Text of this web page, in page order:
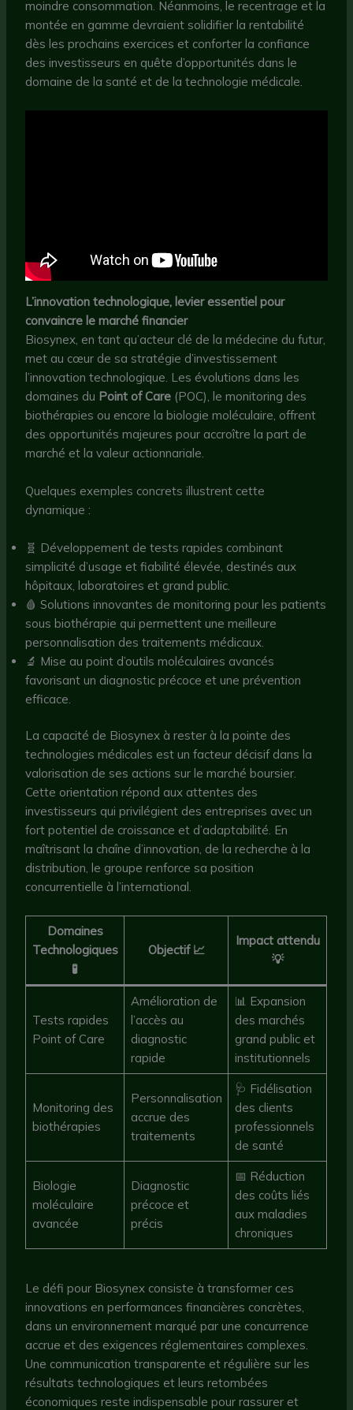
moindre consommation. Néanmoins, le recentrage et la
montée en gamme devraient solidifier la rentabilité
dès les prochains exercices et conforter la confiance
des investisseurs en quête d’opportunités dans le
domaine de la santé et de la technologie médicale.
L’innovation technologique, levier essentiel pour
convaincre le marché financier
Biosynex, en tant qu’acteur clé de la médecine du futur,
met au cœur de sa stratégie d’investissement
l’innovation technologique. Les évolutions dans les
domaines du Point of Care (POC), le monitoring des
biothérapies ou encore la biologie moléculaire, offrent
des opportunités majeures pour accroître la part de
marché et la valeur actionnariale.
Quelques exemples concrets illustrent cette
dynamique :
🧬 Développement de tests rapides combinant
simplicité d’usage et fiabilité élevée, destinés aux
hôpitaux, laboratoires et grand public.
🩸 Solutions innovantes de monitoring pour les patients
sous biothérapie qui permettent une meilleure
personnalisation des traitements médicaux.
🔬 Mise au point d’outils moléculaires avancés
favorisant un diagnostic précoce et une prévention
efficace.
La capacité de Biosynex à rester à la pointe des
technologies médicales est un facteur décisif dans la
valorisation de ses actions sur le marché boursier.
Cette orientation répond aux attentes des
investisseurs qui privilégient des entreprises avec un
fort potentiel de croissance et d’adaptabilité. En
maîtrisant la chaîne d’innovation, de la recherche à la
distribution, le groupe renforce sa position
concurrentielle à l’international.
Domaines
Technologiques
🧪
Objectif 📈
Impact attendu
💡
Tests rapides
Point of Care
Amélioration de
l’accès au
diagnostic
rapide
📊 Expansion
des marchés
grand public et
institutionnels
Monitoring des
biothérapies
Personnalisation
accrue des
traitements
🩺 Fidélisation
des clients
professionnels
de santé
Biologie
moléculaire
avancée
Diagnostic
précoce et
précis
📅 Réduction
des coûts liés
aux maladies
chroniques
Le défi pour Biosynex consiste à transformer ces
innovations en performances financières concrètes,
dans un environnement marqué par une concurrence
accrue et des exigences réglementaires complexes.
Une communication transparente et régulière sur les
résultats technologiques et leurs retombées
économiques reste indispensable pour rassurer et